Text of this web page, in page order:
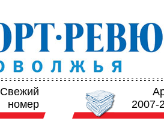
Свежий
номер
2007-